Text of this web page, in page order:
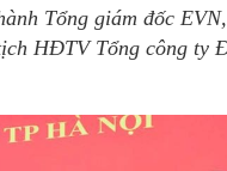
Tổng giám đốc
HĐTV Tổng công ty